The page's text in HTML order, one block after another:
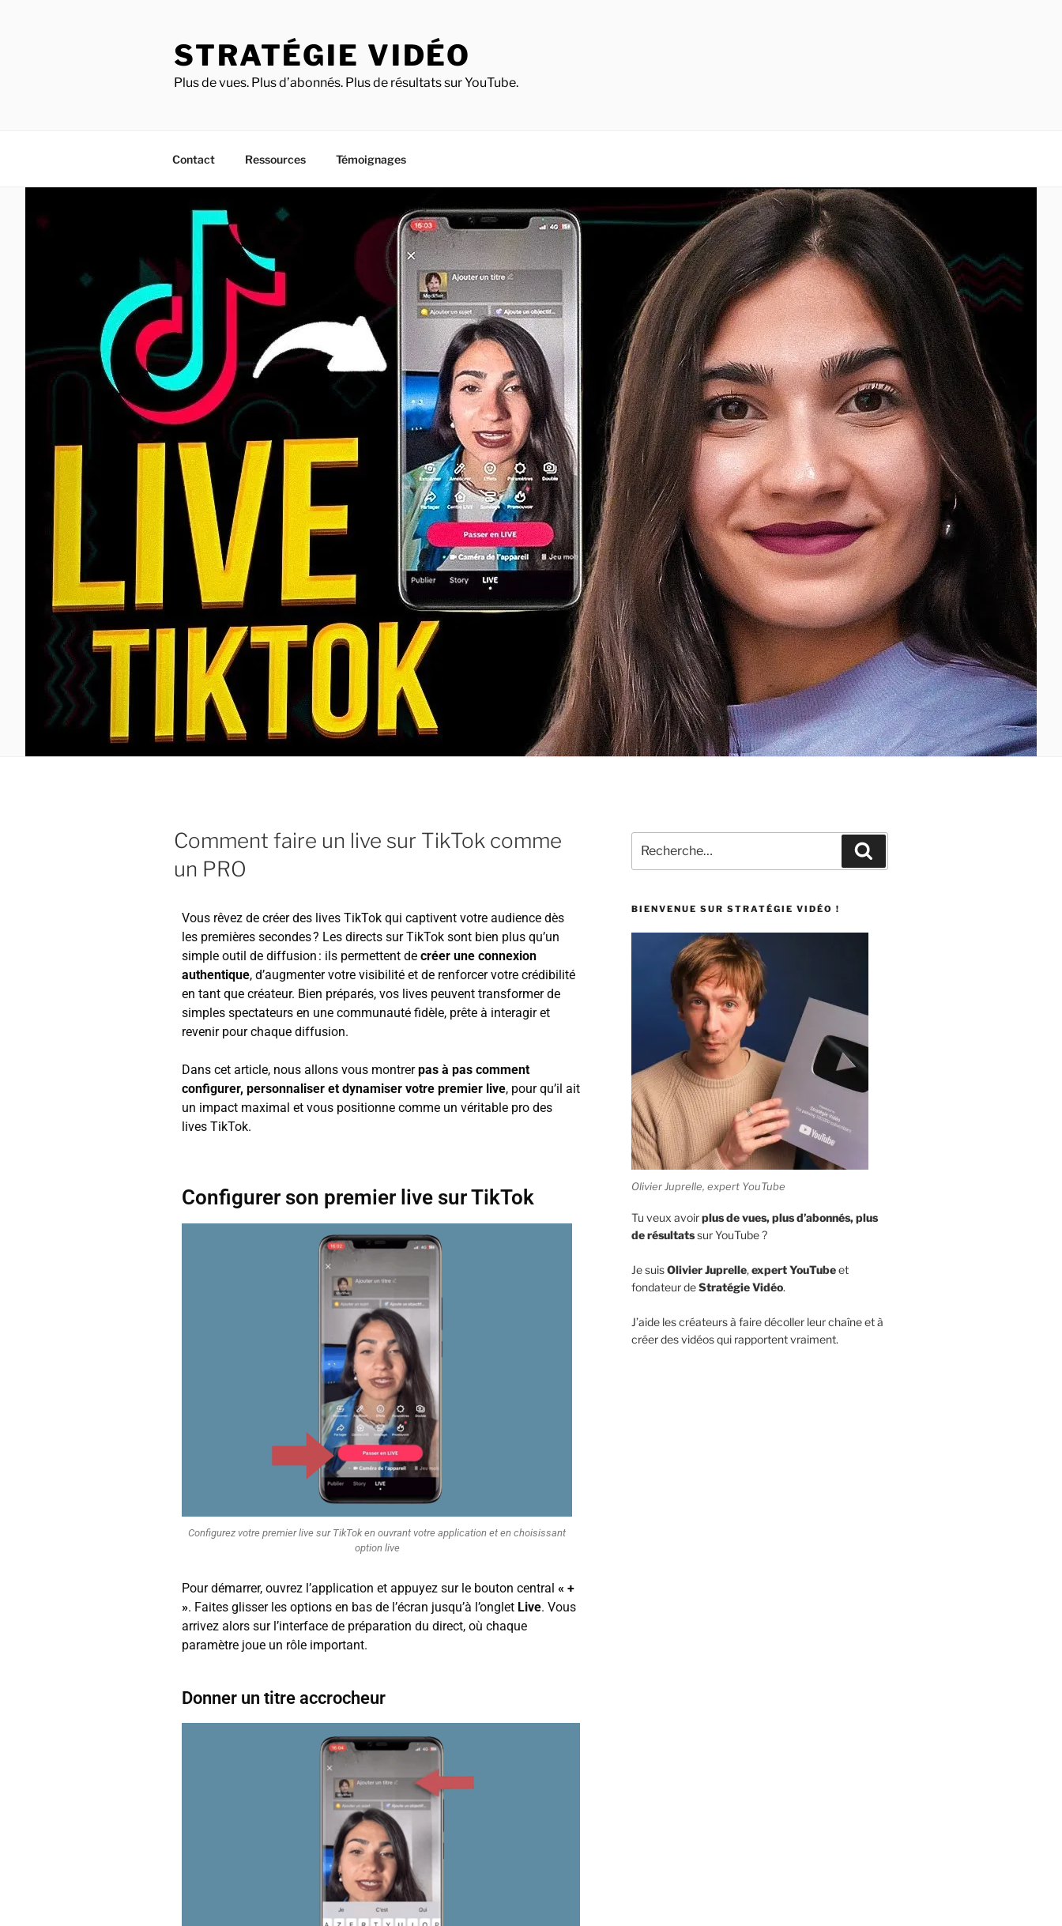
STRATÉGIE VIDÉO
Plus de vues. Plus d’abonnés. Plus de résultats sur YouTube.
Contact Ressources Témoignages
Comment faire un live sur TikTok comme
un PRO
Vous rêvez de créer des lives TikTok qui captivent votre audience dès
les premières secondes ? Les directs sur TikTok sont bien plus qu’un
simple outil de diffusion : ils permettent de créer une connexion
authentique, d’augmenter votre visibilité et de renforcer votre crédibilité
en tant que créateur. Bien préparés, vos lives peuvent transformer de
simples spectateurs en une communauté fidèle, prête à interagir et
revenir pour chaque diffusion.
Dans cet article, nous allons vous montrerpas à pas comment
configurer, personnaliser et dynamiser votre premier live, pour qu’il ait
un impact maximal et vous positionne comme un véritable pro des
lives TikTok.
Configurer son premier live sur TikTok
Configurez votre premier live sur TikTok en ouvrant votre application et en choisissant
option live
Pour démarrer, ouvrez l’application et appuyez sur le bouton central « +
». Faites glisser les options en bas de l’écran jusqu’à l’onglet Live. Vous
arrivez alors sur l’interface de préparation du direct, où chaque
paramètre joue un rôle important.
Donner un titre accrocheur
BIENVENUE SUR STRATÉGIE VIDÉO !
Olivier Juprelle, expert YouTube
Tu veux avoirplus de vues, plus d’abonnés, plus
de résultatssur YouTube ?
Je suisOlivier Juprelle,expert YouTubeet
fondateur deStratégie Vidéo.
J’aide les créateurs à faire décoller leur chaîne et à
créer des vidéos qui rapportent vraiment.